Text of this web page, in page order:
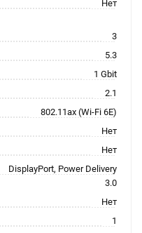
Нет
3
5.3
1 Gbit
2.1
802.11ax (Wi-Fi 6E)
Нет
Нет
DisplayPort, Power Delivery
3.0
Нет
1